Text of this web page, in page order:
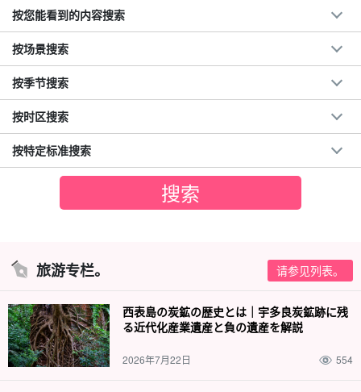
按您能看到的内容搜索
按场景搜索
按季节搜索
按时区搜索
按特定标准搜索
旅游专栏。 请参见列表。
西表島の炭鉱の歴史とは｜宇多良炭鉱跡に残
る近代化産業遺産と負の遺産を解説
2026年7月22日 554